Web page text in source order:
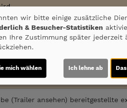
Kamera:John Brooks;Schnitt:
(Trailer ansehen) bereitgestellte
wir bitte einige zusätzliche
& Besucher-Statistiken
Ihre Zustimmung später jederzeit
mich wählen Ich lehne ab